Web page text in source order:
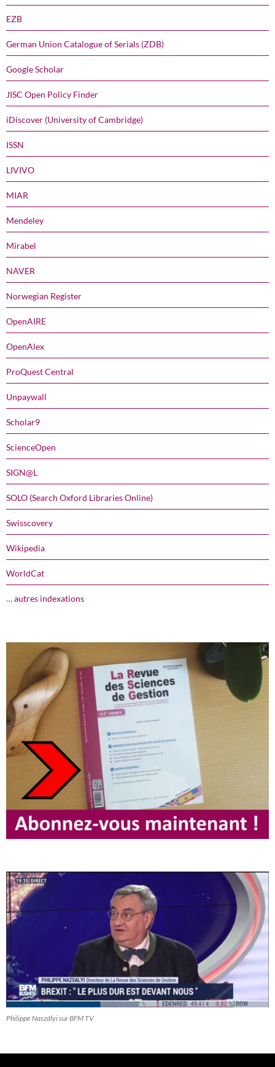
EZB
German Union Catalogue of Serials (ZDB)
Google Scholar
JISC Open Policy Finder
iDiscover (University of Cambridge)
ISSN
LIVIVO
MIAR
Mendeley
Mirabel
NAVER
Norwegian Register
OpenAIRE
OpenAlex
ProQuest Central
Unpaywall
Scholar9
ScienceOpen
SIGN@L
SOLO (Search Oxford Libraries Online)
Swisscovery
Wikipedia
WorldCat
… autres indexations
Philippe Naszályi sur BFM TV